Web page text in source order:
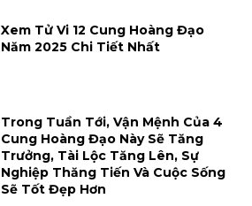
Xem Tử Vi 12 Cung Hoàng Đạo
Năm 2025 Chi Tiết Nhất
Trong Tuần Tới, Vận Mệnh Của 4
Cung Hoàng Đạo Này Sẽ Tăng
Trưởng, Tài Lộc Tăng Lên, Sự
Nghiệp Thăng Tiến Và Cuộc Sống
Sẽ Tốt Đẹp Hơn